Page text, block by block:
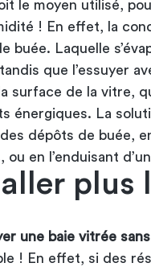
le moyen utilisé,
! En effet, la
buée. Laquelle
que l’essuyer
surface de la vitre,
énergiques. La
des dépôts de buée,
ou en l’enduisant
aller plus
une baie vitrée
! En effet, si des